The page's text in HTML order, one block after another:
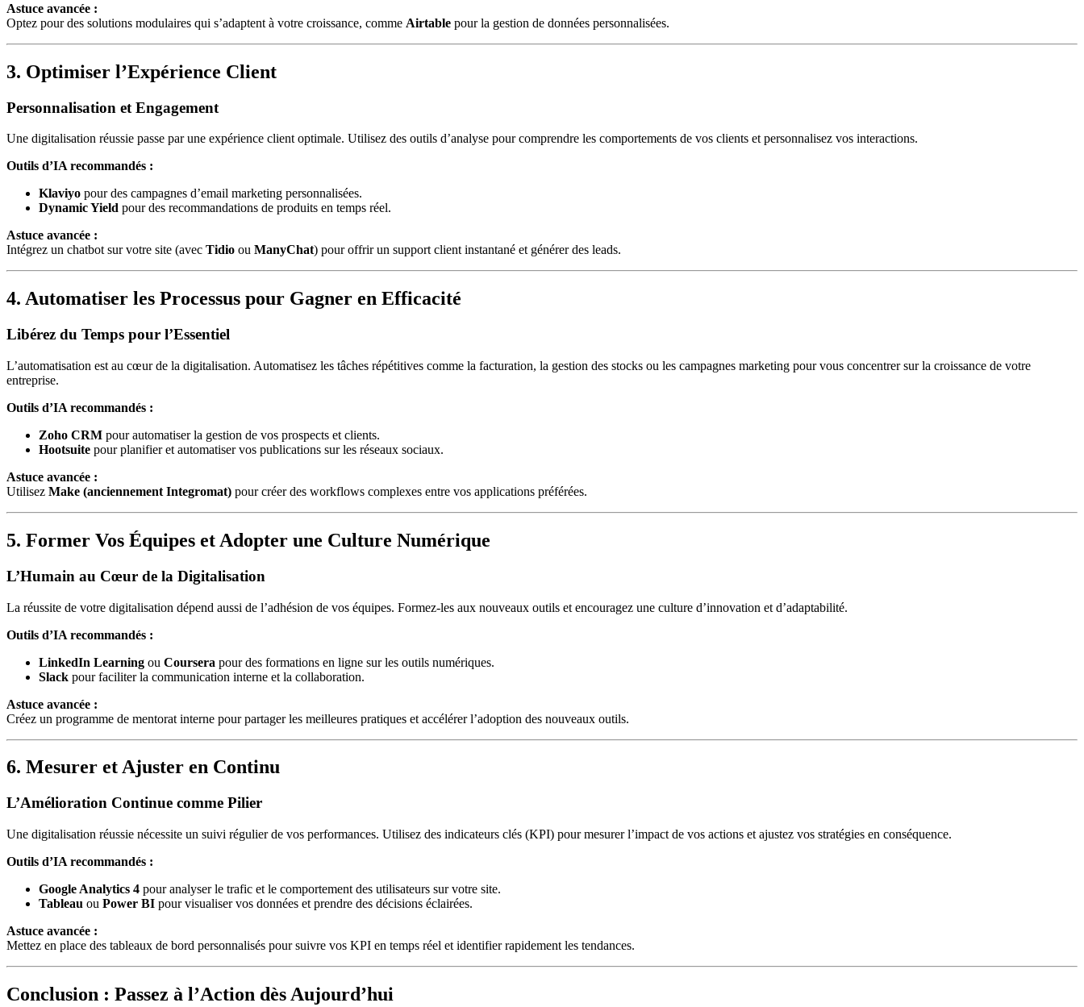
Astuce avancée :
Optez pour des solutions modulaires qui s’adaptent à votre croissance, comme Airtable pour la gestion de données personnalisées.
3. Optimiser l’Expérience Client
Personnalisation et Engagement
Une digitalisation réussie passe par une expérience client optimale. Utilisez des outils d’analyse pour comprendre les comportements de vos clients et personnalisez vos interactions.
Outils d’IA recommandés :
Klaviyo pour des campagnes d’email marketing personnalisées.
Dynamic Yield pour des recommandations de produits en temps réel.
Astuce avancée :
Intégrez un chatbot sur votre site (avec Tidio ou ManyChat) pour offrir un support client instantané et générer des leads.
4. Automatiser les Processus pour Gagner en Efficacité
Libérez du Temps pour l’Essentiel
L’automatisation est au cœur de la digitalisation. Automatisez les tâches répétitives comme la facturation, la gestion des stocks ou les campagnes marketing pour vous concentrer sur la croissance de votre
entreprise.
Outils d’IA recommandés :
Zoho CRM pour automatiser la gestion de vos prospects et clients.
Hootsuite pour planifier et automatiser vos publications sur les réseaux sociaux.
Astuce avancée :
Utilisez Make (anciennement Integromat) pour créer des workflows complexes entre vos applications préférées.
5. Former Vos Équipes et Adopter une Culture Numérique
L’Humain au Cœur de la Digitalisation
La réussite de votre digitalisation dépend aussi de l’adhésion de vos équipes. Formez-les aux nouveaux outils et encouragez une culture d’innovation et d’adaptabilité.
Outils d’IA recommandés :
LinkedIn Learning ou Coursera pour des formations en ligne sur les outils numériques.
Slack pour faciliter la communication interne et la collaboration.
Astuce avancée :
Créez un programme de mentorat interne pour partager les meilleures pratiques et accélérer l’adoption des nouveaux outils.
6. Mesurer et Ajuster en Continu
L’Amélioration Continue comme Pilier
Une digitalisation réussie nécessite un suivi régulier de vos performances. Utilisez des indicateurs clés (KPI) pour mesurer l’impact de vos actions et ajustez vos stratégies en conséquence.
Outils d’IA recommandés :
Google Analytics 4 pour analyser le trafic et le comportement des utilisateurs sur votre site.
Tableau ou Power BI pour visualiser vos données et prendre des décisions éclairées.
Astuce avancée :
Mettez en place des tableaux de bord personnalisés pour suivre vos KPI en temps réel et identifier rapidement les tendances.
Conclusion : Passez à l’Action dès Aujourd’hui